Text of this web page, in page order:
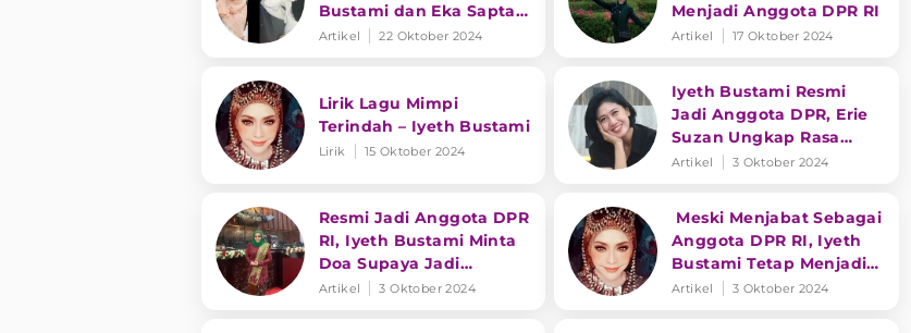
Bustami dan Eka Sapta,
Suaranya Tak Kalah
Artikel 22 Oktober 2024
Menjadi Anggota DPR RI
Artikel 17 Oktober 2024
Lirik Lagu Mimpi
Terindah – Iyeth Bustami
Lirik 15 Oktober 2024
Iyeth Bustami Resmi
Jadi Anggota DPR, Erie
Suzan Ungkap Rasa
Bangga
Artikel 3 Oktober 2024
Resmi Jadi Anggota DPR
RI, Iyeth Bustami Minta
Doa Supaya Jadi
Pemimpin Amanah
Artikel 3 Oktober 2024
Meski Menjabat Sebagai
Anggota DPR RI, Iyeth
Bustami Tetap Menjadi
Juri Kontes Dangdut
Artikel 3 Oktober 2024